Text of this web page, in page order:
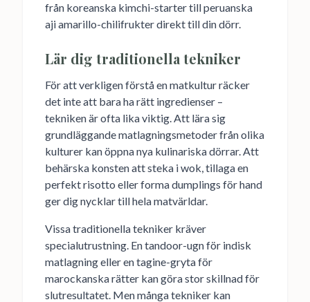
från koreanska kimchi-starter till peruanska
aji amarillo-chilifrukter direkt till din dörr.
Lär dig traditionella tekniker
För att verkligen förstå en matkultur räcker
det inte att bara ha rätt ingredienser –
tekniken är ofta lika viktig. Att lära sig
grundläggande matlagningsmetoder från olika
kulturer kan öppna nya kulinariska dörrar. Att
behärska konsten att steka i wok, tillaga en
perfekt risotto eller forma dumplings för hand
ger dig nycklar till hela matvärldar.
Vissa traditionella tekniker kräver
specialutrustning. En tandoor-ugn för indisk
matlagning eller en tagine-gryta för
marockanska rätter kan göra stor skillnad för
slutresultatet. Men många tekniker kan